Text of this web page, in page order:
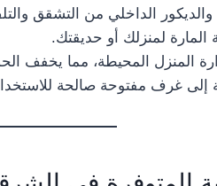
الداخلي من التشقق
المارة لمنزلك أو حديقتك.
المنزل المحيطة، مما يخفف
إلى غرف مفتوحة صالحة